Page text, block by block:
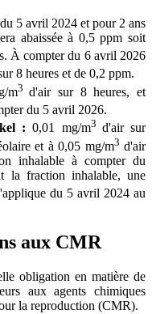
5 avril 2024 et pour 2 ans
abaissée à 0,5 ppm soit
À compter du 6 avril 2026
8 heures et de 0,2 ppm.
m3 d'air sur 8 heures, et
du 5 avril 2026.
:0,01 mg/m3 d'air sur
et à 0,05 mg/m3 d'air
inhalable à compter du
la fraction inhalable, une
du 5 avril 2024 au
aux CMR
obligation en matière de
aux agents chimiques
la reproduction (CMR).